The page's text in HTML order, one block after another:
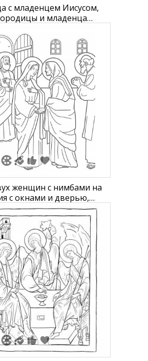
с младенцем Иисусом,
и младенца
плечо Богородицы
женщин с нимбами на
с окнами и дверью,
тоже с нимбами стоят